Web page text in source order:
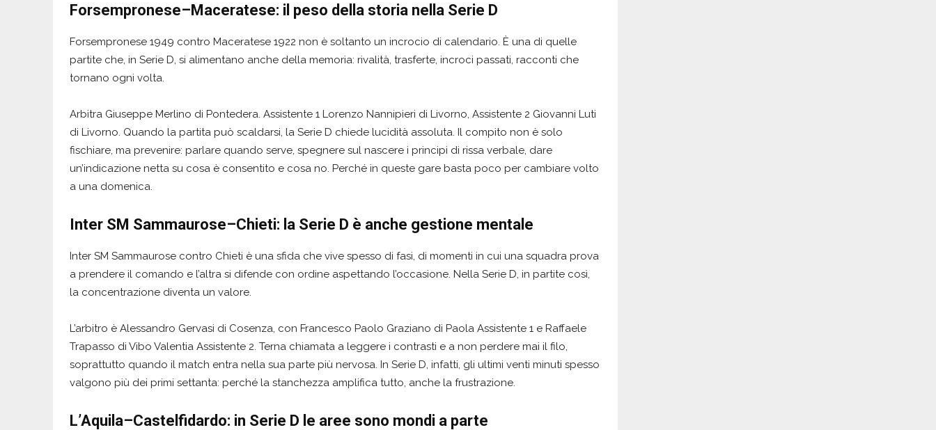
Forsempronese–Maceratese: il peso della storia nella Serie D
Forsempronese 1949 contro Maceratese 1922 non è soltanto un incrocio di calendario. È una di quelle
partite che, in Serie D, si alimentano anche della memoria: rivalità, trasferte, incroci passati, racconti che
tornano ogni volta.
Arbitra Giuseppe Merlino di Pontedera. Assistente 1 Lorenzo Nannipieri di Livorno, Assistente 2 Giovanni Luti
di Livorno. Quando la partita può scaldarsi, la Serie D chiede lucidità assoluta. Il compito non è solo
fischiare, ma prevenire: parlare quando serve, spegnere sul nascere i principi di rissa verbale, dare
un’indicazione netta su cosa è consentito e cosa no. Perché in queste gare basta poco per cambiare volto
a una domenica.
Inter SM Sammaurose–Chieti: la Serie D è anche gestione mentale
Inter SM Sammaurose contro Chieti è una sfida che vive spesso di fasi, di momenti in cui una squadra prova
a prendere il comando e l’altra si difende con ordine aspettando l’occasione. Nella Serie D, in partite così,
la concentrazione diventa un valore.
L’arbitro è Alessandro Gervasi di Cosenza, con Francesco Paolo Graziano di Paola Assistente 1 e Raffaele
Trapasso di Vibo Valentia Assistente 2. Terna chiamata a leggere i contrasti e a non perdere mai il filo,
soprattutto quando il match entra nella sua parte più nervosa. In Serie D, infatti, gli ultimi venti minuti spesso
valgono più dei primi settanta: perché la stanchezza amplifica tutto, anche la frustrazione.
L’Aquila–Castelfidardo: in Serie D le aree sono mondi a parte